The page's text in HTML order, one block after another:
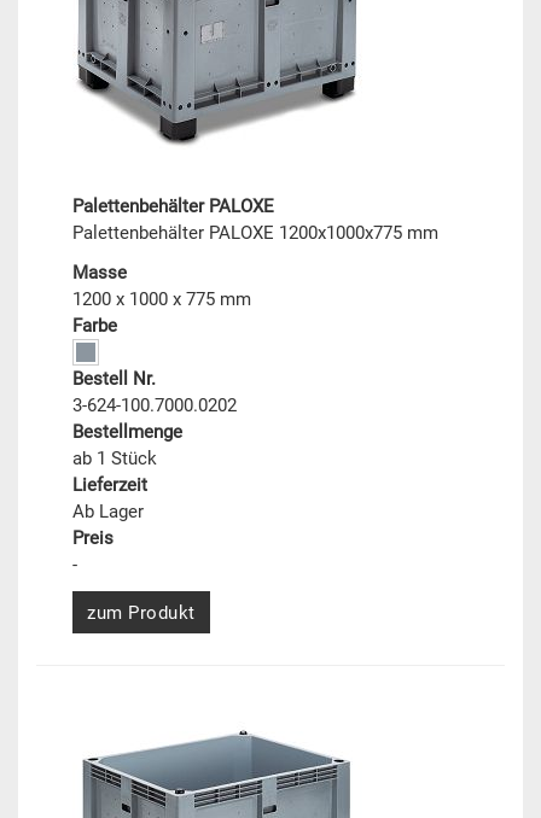
Palettenbehälter PALOXE
Palettenbehälter PALOXE 1200x1000x775 mm
Masse
1200 x 1000 x 775 mm
Farbe
Bestell Nr.
3-624-100.7000.0202
Bestellmenge
ab 1 Stück
Lieferzeit
Ab Lager
Preis
-
zum Produkt